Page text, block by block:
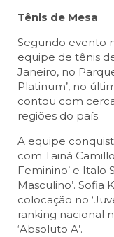
Tênis de Mesa
Segundo evento
equipe de tênis
Janeiro, no
Platinum’, no
contou com
regiões do país.
A equipe
com Tainá
Feminino’ e Italo
Masculino’.
colocação no
ranking nacional
‘Absoluto A’.